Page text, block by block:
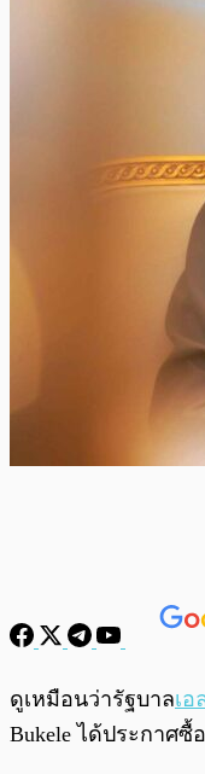
พร้อมเล่น
ดูเหมือนว่ารัฐบาลเอ
Bukele ได้ประกาศ